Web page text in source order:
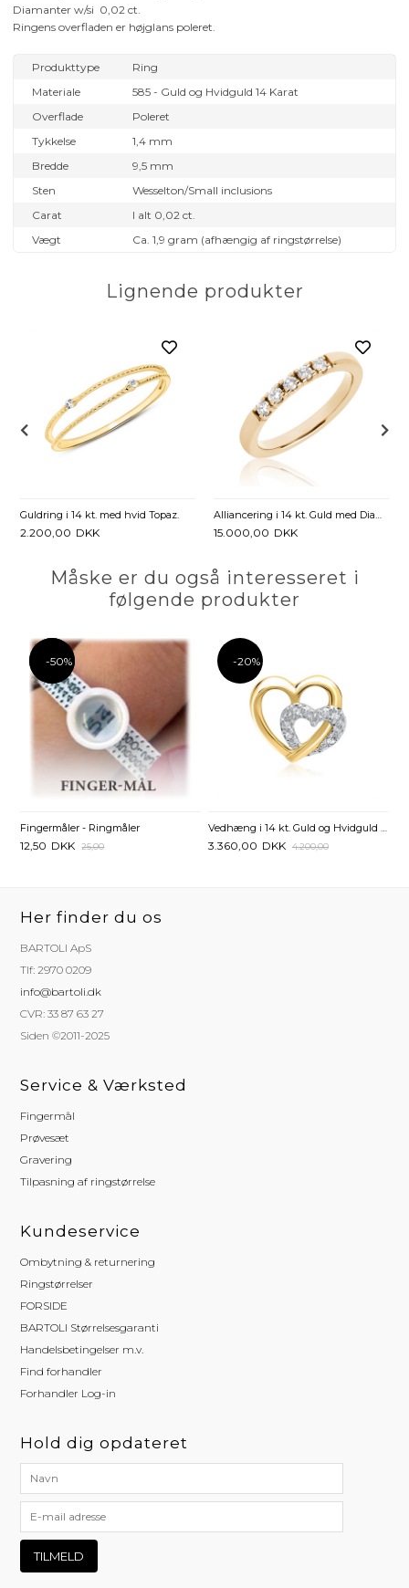
Diamanter w/si 0,02 ct.
Ringens overfladen er højglans poleret.
Produkttype
Ring
Materiale
585 - Guld og Hvidguld 14 Karat
Overflade
Poleret
Tykkelse
1,4 mm
Bredde
9,5 mm
Sten
Wesselton/Small inclusions
Carat
I alt 0,02 ct.
Vægt
Ca. 1,9 gram (afhængig af ringstørrelse)
Lignende produkter
Guldring i 14 kt. med hvid Topaz.
2.200,00 DKK
Alliancering i 14 kt. Guld med Diamanter - 0,25 ct.
15.000,00 DKK
Måske er du også interesseret i
følgende produkter
-50%
-50%
Fingermåler - Ringmåler
12,50 DKK 25,00
-20%
Vedhæng i 14 kt. Guld og Hvidguld med Hjerter og Diamanter - 0,02 ct.
3.360,00 DKK 4.200,00
Her finder du os
BARTOLI ApS
Tlf: 2970 0209
info@bartoli.dk
CVR: 33 87 63 27
Siden ©2011-2025
Service & Værksted
Fingermål
Prøvesæt
Gravering
Tilpasning af ringstørrelse
Kundeservice
Ombytning & returnering
Ringstørrelser
FORSIDE
BARTOLI Størrelsesgaranti
Handelsbetingelser m.v.
Find forhandler
Forhandler Log-in
Hold dig opdateret